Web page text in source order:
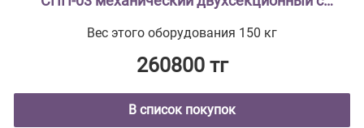
Вес этого оборудования 150 кг
260800 тг
В список покупок